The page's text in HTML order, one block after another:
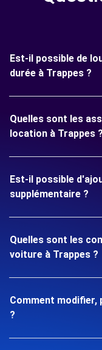
Est-il possible de
durée à Trappes ?
Quelles sont les
location à Trappes ?
Est-il possible
supplémentaire ?
Quelles sont les
voiture à Trappes ?
Comment modifier,
?